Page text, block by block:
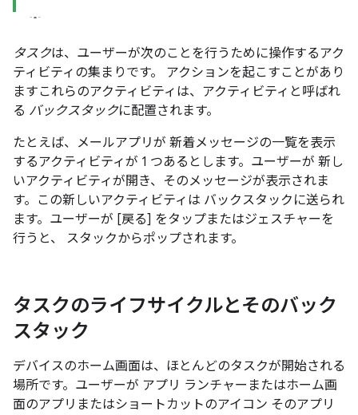
タスクは、ユーザーが次のことを行うために操作するアク
ティビティの集まりです。 アクションを起こすことがあり
ますこれらのアクティビティは、アクティビティと呼ばれ
る バックスタックに配置されます。
たとえば、メールアプリが 新着メッセージの一覧を表示
するアクティビティが 1 つあるとします。ユーザーが 新し
いアクティビティが開き、そのメッセージが表示されま
す。この新しいアクティビティは バックスタックに送られ
ます。ユーザーが [戻る] をタップまたはジェスチャーを
行うと、 スタックからポップされます。
タスクのライフサイクルとそのバック
スタック
デバイスのホーム画面は、ほとんどのタスクが開始される
場所です。ユーザーが アプリ ランチャーまたはホーム画
面のアプリまたはショートカットのアイコン そのアプリ